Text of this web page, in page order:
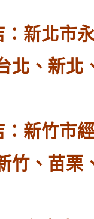
：新北市
北、新北
：新竹市
竹、苗栗